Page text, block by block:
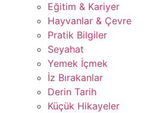
Eğitim & Kariyer
Hayvanlar & Çevre
Pratik Bilgiler
Seyahat
Yemek İçmek
İz Bırakanlar
Derin Tarih
Küçük Hikayeler